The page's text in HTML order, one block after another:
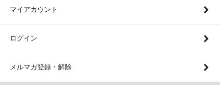
マイアカウント
ログイン
メルマガ登録・解除